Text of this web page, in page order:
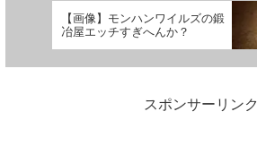
【画像】モンハンワイルズの鍛
冶屋エッチすぎへんか？
スポンサーリンク